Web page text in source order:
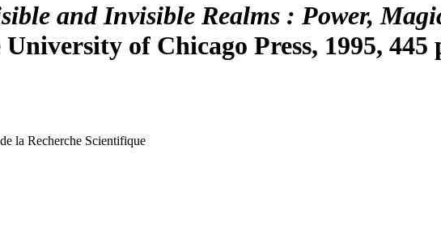
and Invisible Realms : Power,
of Chicago Press, 1995, 445
la Recherche Scientifique